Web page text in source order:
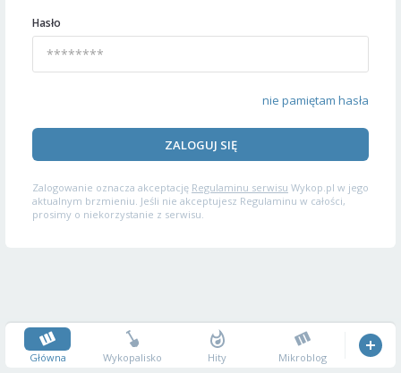
Hasło
nie pamiętam hasła
ZALOGUJ SIĘ
Zalogowanie oznacza akceptację Regulaminu serwisu Wykop.pl w jego
aktualnym brzmieniu. Jeśli nie akceptujesz Regulaminu w całości,
prosimy o niekorzystanie z serwisu.
Główna Wykopalisko Hity Mikroblog